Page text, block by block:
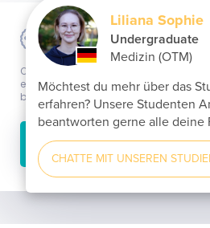
Cookie informations
Our website uses cookies to ensure the
experience when using our website.
browse our website, you consent to the
ACCEPT Learn